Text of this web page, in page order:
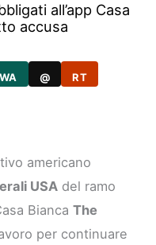
all’app Casa
accusa
WA @ RT
americano
USA del ramo
BiancaThe
per continuare